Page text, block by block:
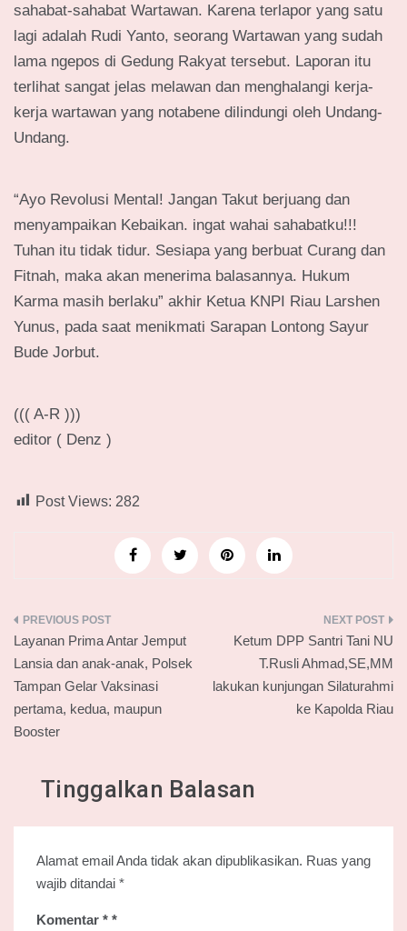
sahabat-sahabat Wartawan. Karena terlapor yang satu
lagi adalah Rudi Yanto, seorang Wartawan yang sudah
lama ngepos di Gedung Rakyat tersebut. Laporan itu
terlihat sangat jelas melawan dan menghalangi kerja-
kerja wartawan yang notabene dilindungi oleh Undang-
Undang.
“Ayo Revolusi Mental! Jangan Takut berjuang dan
menyampaikan Kebaikan. ingat wahai sahabatku!!!
Tuhan itu tidak tidur. Sesiapa yang berbuat Curang dan
Fitnah, maka akan menerima balasannya. Hukum
Karma masih berlaku” akhir Ketua KNPI Riau Larshen
Yunus, pada saat menikmati Sarapan Lontong Sayur
Bude Jorbut.
((( A-R )))
editor ( Denz )
Post Views: 282
Navigasi
pos
Layanan Prima Antar Jemput
Lansia dan anak-anak, Polsek
Tampan Gelar Vaksinasi
pertama, kedua, maupun
Booster
Ketum DPP Santri Tani NU
T.Rusli Ahmad,SE,MM
lakukan kunjungan Silaturahmi
ke Kapolda Riau
Tinggalkan Balasan
Alamat email Anda tidak akan dipublikasikan. Ruas yang
wajib ditandai *
Komentar *